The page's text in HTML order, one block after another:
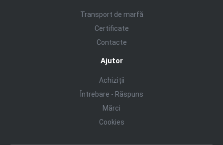
Transport de marfă
Certificate
Contacte
Ajutor
Achiziții
Întrebare - Răspuns
Mărci
Cookies